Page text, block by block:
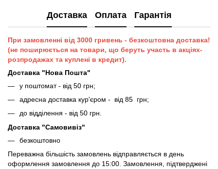
Доставка Оплата Гарантія
При замовленні від 3000 гривень - безкоштовна доставка!
(не поширюється на товари, що беруть участь в акціях-
розпродажах та куплені в кредит).
Доставка "Нова Пошта"
у поштомат - від 50 грн;
адресна доставка кур'єром - від 85 грн;
до відділення - від 50 грн.
Доставка "Самовивіз"
безкоштовно
Переважна більшість замовлень відправляється в день
оформлення замовлення до 15:00. Замовлення, підтверджені